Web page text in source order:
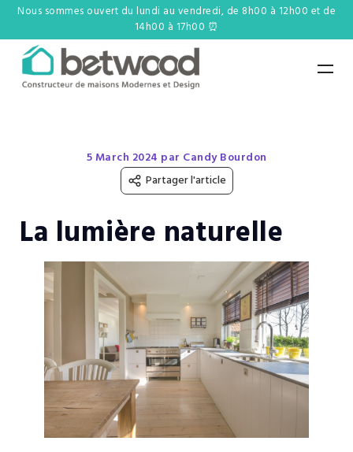
Nous sommes ouvert du lundi au vendredi, de 8h00 à 12h00 et de
14h00 à 17h00 ⏰
5 March 2024 par Candy Bourdon
Partager l'article
La lumière naturelle